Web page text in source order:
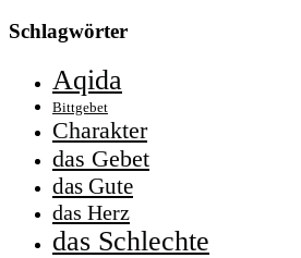
Schlagwörter
Aqida
Bittgebet
Charakter
das Gebet
das Gute
das Herz
das Schlechte